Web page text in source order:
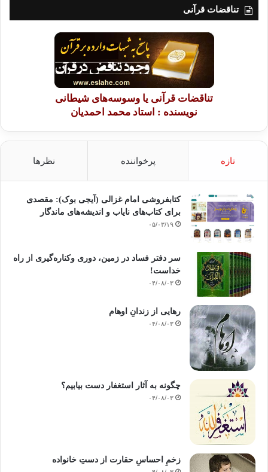
تناقضات قرآنی
تناقضات قرآنی یا وسوسه‌های شیطانی
نویسنده : استاد محمد احمدیان
تازه پرخواننده نظرها
کتابفروشی امام غزالی (آیجی بوک): مقصدی
برای کتاب‌های نایاب و اندیشه‌های ماندگار
۰۵/۰۳/۱۹
سر دفتر فساد در زمین‌، دوری وکناره‌گیری از راه
خداست‌!
۰۴/۰۸/۰۳
رهایی از زندانِ اوهام
۰۴/۰۸/۰۳
چگونه به آثار استغفار دست بیابیم؟
۰۴/۰۸/۰۳
زخمِ احساسِ حقارت از دستِ خانواده